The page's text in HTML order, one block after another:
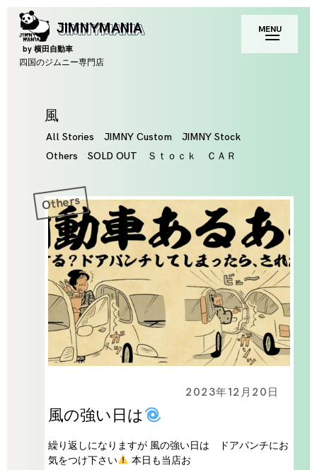
Skip
to
content
JIMNYMANIA
by 横田自動車
四国のジムニー専門店
toggle
open/close
sidebar
MENU
Tag
風
All Stories JIMNY Custom
JIMNY Stock
Others
SOLD OUT Ｓｔｏｃｋ ＣＡＲ
2023年12月20日
風の強い日は
繰り返しになりますが 風の強い日は ドアパンチにお
気をつけ下さい
本日も当店お
Others